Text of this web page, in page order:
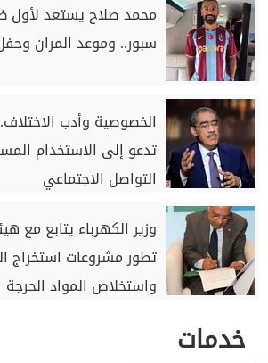
محمد صلاح يستعد لأول
سبور.. وموعد المران
الخصوصية وأدب
تدعو إلى الاستخدام
التواصل الاجتماعي
وزير الكهرباء يتابع مع
تطور مشروعات استخراج
واستخلاص المواد الحرجة
خدمات